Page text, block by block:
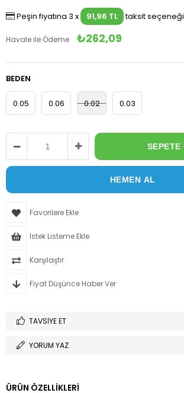
Peşin fiyatına 3 x 91,96 TL taksit seçeneği
Havale ile Ödeme ₺262,09
BEDEN
0.05 0.06 0.02 0.03
Favorilere Ekle
İstek Listeme Ekle
Karşılaştır
Fiyat Düşünce Haber Ver
TAVSIYE ET
YORUM YAZ
ÜRÜN ÖZELLIKLERI